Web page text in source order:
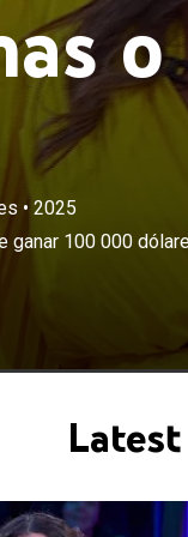
• 2025
ganar 100 000
tienen una
maletín.